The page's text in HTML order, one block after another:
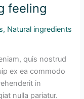
feeling
, Natural ingredients
quis nostrud
ex ea commodo
in
nulla pariatur.